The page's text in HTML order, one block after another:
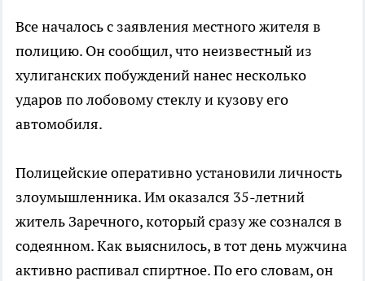
Все началось с заявления местного жителя в
полицию. Он сообщил, что неизвестный из
хулиганских побуждений нанес несколько
ударов по лобовому стеклу и кузову его
автомобиля.
Полицейские оперативно установили личность
злоумышленника. Им оказался 35-летний
житель Заречного, который сразу же сознался в
содеянном. Как выяснилось, в тот день мужчина
активно распивал спиртное. По его словам, он